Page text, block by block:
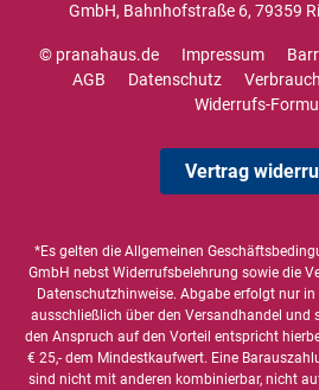
GmbH, Bahnhofstraße 6, 79359
© pranahaus.de Impressum
AGB
Datenschutz
Widerrufs-
Vertrag
*Es gelten die Allgemeinen
GmbH nebst Widerrufsbelehrung sowie die
Datenschutzhinweise. Abgabe erfolgt nur
ausschließlich über den Versandhandel und
den Anspruch auf den Vorteil entspricht
€ 25,- dem Mindestkaufwert. Eine
sind nicht mit anderen kombinierbar, nicht